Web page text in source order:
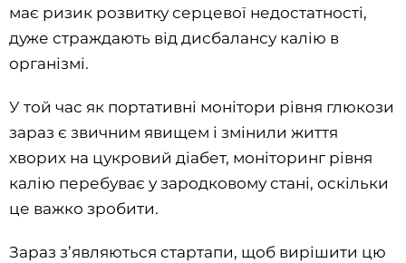
має ризик розвитку серцевої недостатності,
дуже страждають від дисбалансу калію в
організмі.
У той час як портативні монітори рівня глюкози
зараз є звичним явищем і змінили життя
хворих на цукровий діабет, моніторинг рівня
калію перебуває у зародковому стані, оскільки
це важко зробити.
Зараз з’являються стартапи, щоб вирішити цю